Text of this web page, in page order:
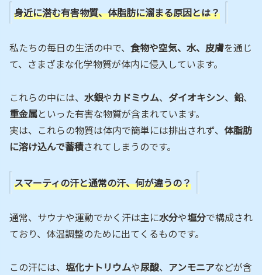
身近に潜む有害物質、体脂肪に溜まる原因とは？
私たちの毎日の生活の中で、 食物や空気、水、皮膚を通じ
て、さまざまな化学物質が体内に侵入しています。
これらの中には、 水銀やカドミウム、 ダイオキシン、 鉛、
重金属といった有害な物質が含まれています。
実は、これらの物質は体内で簡単には排出されず、 体脂肪
に溶け込んで蓄積されてしまうのです。
スマーティの汗と通常の汗、何が違うの？
通常、サウナや運動でかく汗は主に水分や塩分で構成され
ており、体温調整のために出てくるものです。
この汗には、 塩化ナトリウムや尿酸、 アンモニアなどが含